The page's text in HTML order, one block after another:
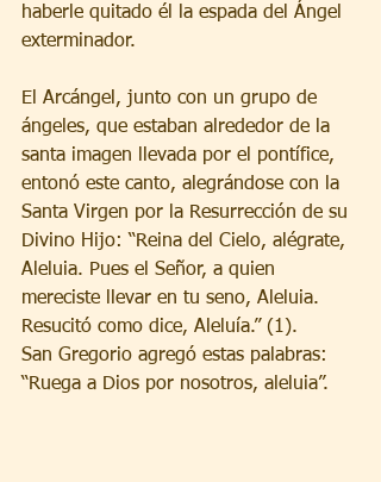
haberle quitado él la espada del Ángel
exterminador.
El Arcángel, junto con un grupo de
ángeles, que estaban alrededor de la
santa imagen llevada por el pontífice,
entonó este canto, alegrándose con la
Santa Virgen por la Resurrección de su
Divino Hijo: “Reina del Cielo, alégrate,
Aleluia. Pues el Señor, a quien
mereciste llevar en tu seno, Aleluia.
Resucitó como dice, Aleluía.” (1).
San Gregorio agregó estas palabras:
“Ruega a Dios por nosotros, aleluia”.